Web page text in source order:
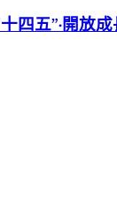
四五”·開放成